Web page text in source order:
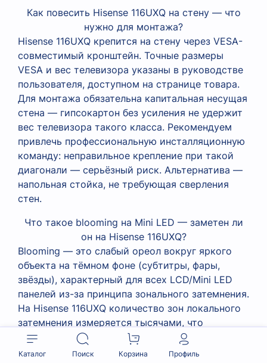
Как повесить Hisense 116UXQ на стену — что
нужно для монтажа?
Hisense 116UXQ крепится на стену через VESA-
совместимый кронштейн. Точные размеры
VESA и вес телевизора указаны в руководстве
пользователя, доступном на странице товара.
Для монтажа обязательна капитальная несущая
стена — гипсокартон без усиления не удержит
вес телевизора такого класса. Рекомендуем
привлечь профессиональную инсталляционную
команду: неправильное крепление при такой
диагонали — серьёзный риск. Альтернатива —
напольная стойка, не требующая сверления
стен.
Что такое blooming на Mini LED — заметен ли
он на Hisense 116UXQ?
Blooming — это слабый ореол вокруг яркого
объекта на тёмном фоне (субтитры, фары,
звёзды), характерный для всех LCD/Mini LED
панелей из-за принципа зонального затемнения.
На Hisense 116UXQ количество зон локального
затемнения измеряется тысячами, что
минимизирует этот эффект по сравнению с
обычными QLED. RGB Mini LED дополнительно
Каталог Поиск Корзина Профиль